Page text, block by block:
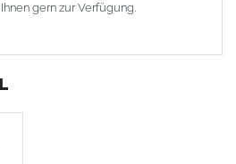
gern zur Verfügung.